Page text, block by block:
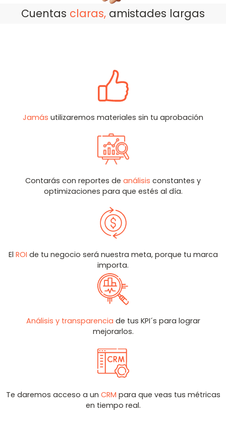
Cuentas claras, amistades largas
Jamás utilizaremos materiales sin tu aprobación
Contarás con reportes de análisis constantes y
optimizaciones para que estés al día.
El ROI de tu negocio será nuestra meta, porque tu marca
importa.
Análisis y transparencia de tus KPI´s para lograr
mejorarlos.
Te daremos acceso a un CRM para que veas tus métricas
en tiempo real.